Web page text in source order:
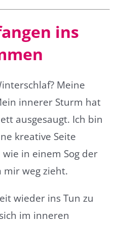
ins
Meine
innerer Sturm hat
ausgesaugt. Ich bin
kreative Seite
in einem Sog der
mir weg zieht.
wieder ins Tun zu
im inneren